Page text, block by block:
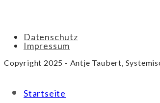
Datenschutz
Impressum
Copyright 2025 - Antje Taubert,
Startseite